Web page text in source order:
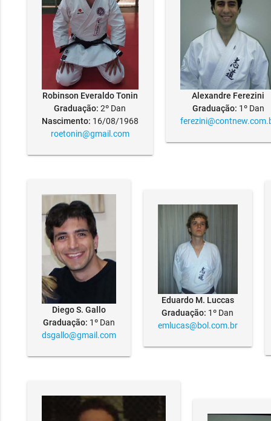
Robinson Everaldo Tonin
Graduação: 2º Dan
Nascimento: 16/08/1968
roetonin@gmail.com
Alexandre Ferezini
Graduação: 1º Dan
Diego S. Gallo
Graduação: 1º Dan
dsgallo@gmail.com
Eduardo M. Luccas
Graduação: 1º Dan
emlucas@bol.com.br